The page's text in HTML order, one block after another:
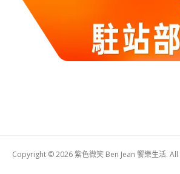
Copyright © 2026 紫色微笑 Ben Jean 饗樂生活.